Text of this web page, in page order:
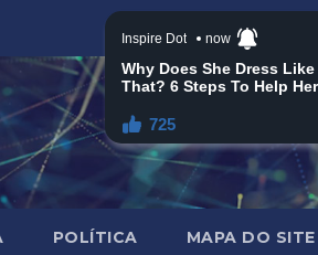
POLÍTICA MAPA DO SITE